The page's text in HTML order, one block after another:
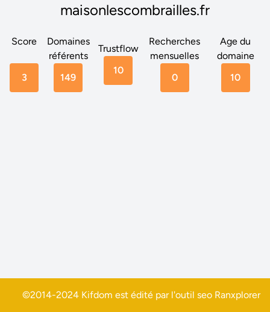
maisonlescombrailles.fr
Score
3
Domaines
référents
149
Trustflow
10
Recherches
mensuelles
0
Age du
domaine
10
©2014-2024 Kifdom est édité par l'outil seo Ranxplorer